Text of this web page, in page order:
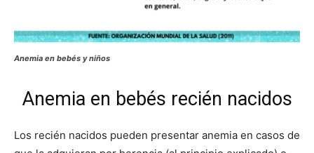
Anemia en bebés y niños
Anemia en bebés recién nacidos
Los recién nacidos pueden presentar anemia en casos de